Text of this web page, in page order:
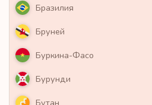
Бразилия
Бруней
Буркина-Фасо
Бурунди
Бутан